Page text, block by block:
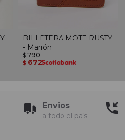
BILLETERA MOTE RUSTY
- Marrón
$ 790
$ 672
Envios
a todo el país